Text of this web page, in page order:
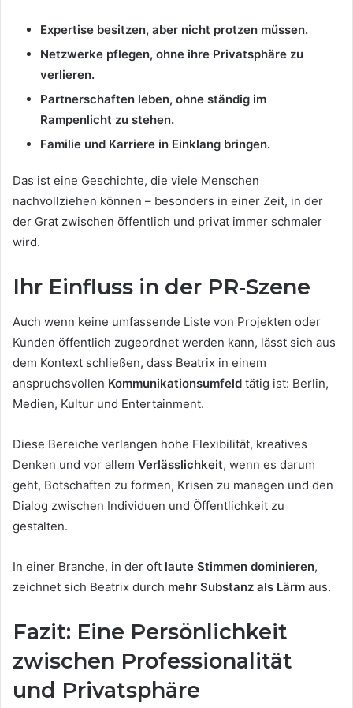
Expertise besitzen, aber nicht protzen müssen.
Netzwerke pflegen, ohne ihre Privatsphäre zu
verlieren.
Partnerschaften leben, ohne ständig im
Rampenlicht zu stehen.
Familie und Karriere in Einklang bringen.
Das ist eine Geschichte, die viele Menschen
nachvollziehen können – besonders in einer Zeit, in der
der Grat zwischen öffentlich und privat immer schmaler
wird.
Ihr Einfluss in der PR‑Szene
Auch wenn keine umfassende Liste von Projekten oder
Kunden öffentlich zugeordnet werden kann, lässt sich aus
dem Kontext schließen, dass Beatrix in einem
anspruchsvollen Kommunikationsumfeld tätig ist: Berlin,
Medien, Kultur und Entertainment.
Diese Bereiche verlangen hohe Flexibilität, kreatives
Denken und vor allem Verlässlichkeit, wenn es darum
geht, Botschaften zu formen, Krisen zu managen und den
Dialog zwischen Individuen und Öffentlichkeit zu
gestalten.
In einer Branche, in der oft laute Stimmen dominieren,
zeichnet sich Beatrix durch mehr Substanz als Lärm aus.
Fazit: Eine Persönlichkeit
zwischen Professionalität
und Privatsphäre